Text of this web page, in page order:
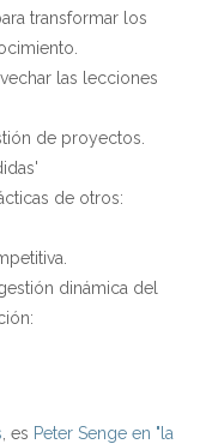
transformar los
las lecciones
de proyectos.
de otros:
dinámica del
, es Peter Senge en "la